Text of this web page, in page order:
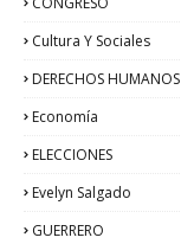
Cultura Y Sociales
DERECHOS HUMANOS
Economía
ELECCIONES
Evelyn Salgado
GUERRERO